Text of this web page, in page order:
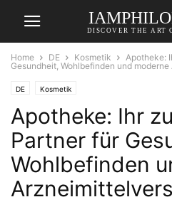
DISCOVER THE ART
Home DE Kosmetik
Apotheke:
Gesundheit, Wohlbefinden und
DE Kosmetik
Apotheke: Ihr
Partner für
Wohlbefinden